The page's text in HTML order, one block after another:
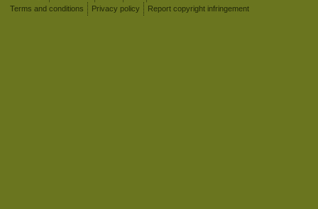
Terms and conditions
Privacy policy Report copyright infringement